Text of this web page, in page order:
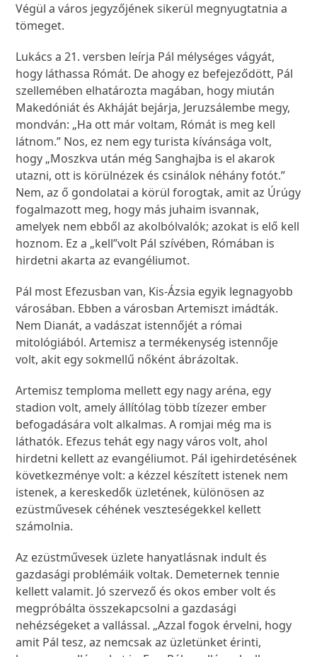
Végül a város jegyzőjének sikerül megnyugtatnia a
tömeget.
Lukács a 21. versben leírja Pál mélységes vágyát,
hogy láthassa Rómát. De ahogy ez befejeződött, Pál
szellemében elhatározta magában, hogy miután
Makedóniát és Akháját bejárja, Jeruzsálembe megy,
mondván: „Ha ott már voltam, Rómát is meg kell
látnom.” Nos, ez nem egy turista kívánsága volt,
hogy „Moszkva után még Sanghajba is el akarok
utazni, ott is körülnézek és csinálok néhány fotót.”
Nem, az ő gondolatai a körül forogtak, amit az Úrúgy
fogalmazott meg, hogy más juhaim isvannak,
amelyek nem ebből az akolbólvalók; azokat is elő kell
hoznom. Ez a „kell”volt Pál szívében, Rómában is
hirdetni akarta az evangéliumot.
Pál most Efezusban van, Kis-Ázsia egyik legnagyobb
városában. Ebben a városban Artemiszt imádták.
Nem Dianát, a vadászat istennőjét a római
mitológiából. Artemisz a termékenység istennője
volt, akit egy sokmellű nőként ábrázoltak.
Artemisz temploma mellett egy nagy aréna, egy
stadion volt, amely állítólag több tízezer ember
befogadására volt alkalmas. A romjai még ma is
láthatók. Efezus tehát egy nagy város volt, ahol
hirdetni kellett az evangéliumot. Pál igehirdetésének
következménye volt: a kézzel készített istenek nem
istenek, a kereskedők üzletének, különösen az
ezüstművesek céhének veszteségekkel kellett
számolnia.
Az ezüstművesek üzlete hanyatlásnak indult és
gazdasági problémáik voltak. Demeternek tennie
kellett valamit. Jó szervező és okos ember volt és
megpróbálta összekapcsolni a gazdasági
nehézségeket a vallással. „Azzal fogok érvelni, hogy
amit Pál tesz, az nemcsak az üzletünket érinti,